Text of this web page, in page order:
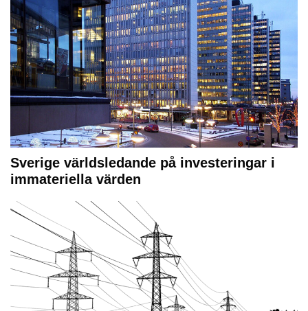
Sverige världsledande på investeringar i
immateriella värden